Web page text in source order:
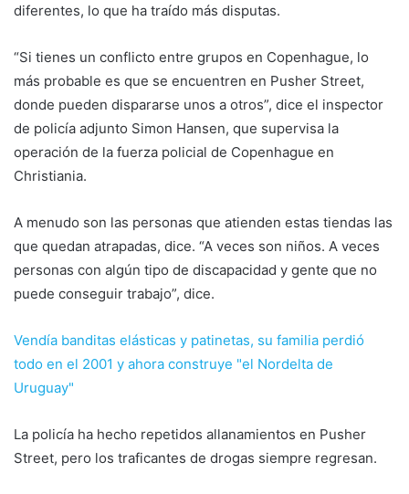
diferentes, lo que ha traído más disputas.
“Si tienes un conflicto entre grupos en Copenhague, lo
más probable es que se encuentren en Pusher Street,
donde pueden dispararse unos a otros”, dice el inspector
de policía adjunto Simon Hansen, que supervisa la
operación de la fuerza policial de Copenhague en
Christiania.
A menudo son las personas que atienden estas tiendas las
que quedan atrapadas, dice. “A veces son niños. A veces
personas con algún tipo de discapacidad y gente que no
puede conseguir trabajo”, dice.
Vendía banditas elásticas y patinetas, su familia perdió
todo en el 2001 y ahora construye "el Nordelta de
Uruguay"
La policía ha hecho repetidos allanamientos en Pusher
Street, pero los traficantes de drogas siempre regresan.